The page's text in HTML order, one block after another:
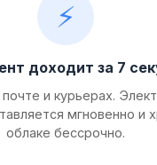
⚡
доходит за 7
и курьерах.
мгновенно и
облаке бессрочно.